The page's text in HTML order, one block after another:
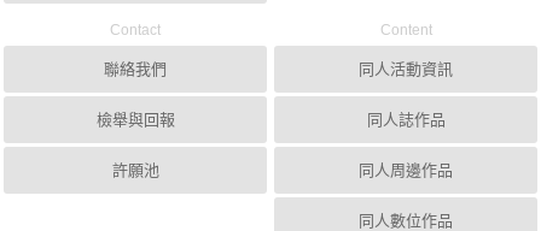
Contact
聯絡我們
檢舉與回報
許願池
Content
同人活動資訊
同人誌作品
同人周邊作品
同人數位作品